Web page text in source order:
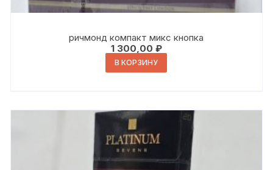
ричмонд компакт микс кнопка
1 300,00 ₽
В КОРЗИНУ